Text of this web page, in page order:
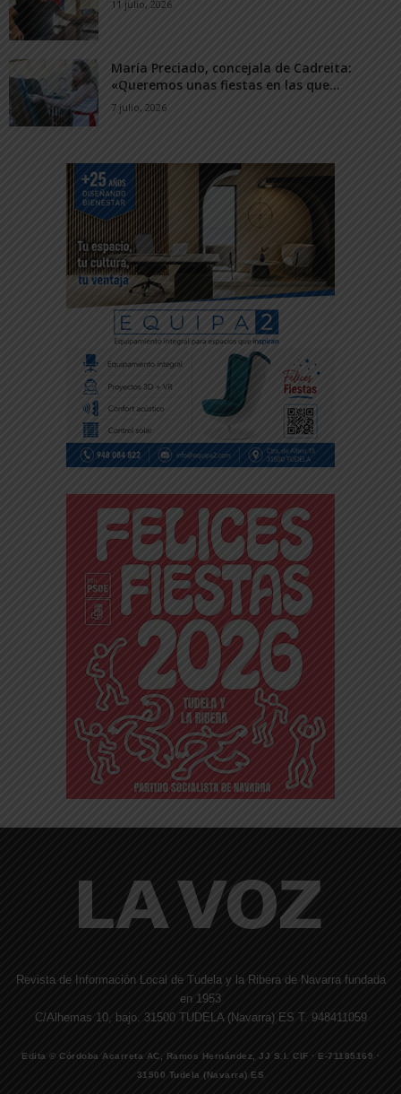
11 julio, 2026
María Preciado, concejala de Cadreita:
«Queremos unas fiestas en las que...
7 julio, 2026
Revista de Información Local de Tudela y la Ribera de Navarra fundada
en 1953
C/Alhemas 10, bajo. 31500 TUDELA (Navarra) ES T. 948411059
Edita © Córdoba Acarreta AC, Ramos Hernández, JJ S.I. CIF · E-71185169 ·
31500 Tudela (Navarra) ES